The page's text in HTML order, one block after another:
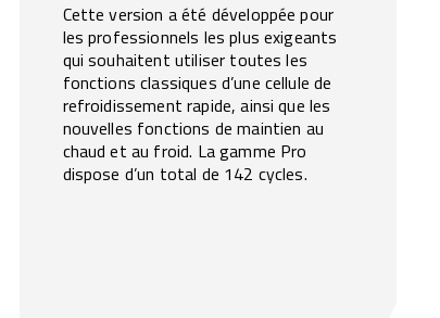
Cette version a été développée pour
les professionnels les plus exigeants
qui souhaitent utiliser toutes les
fonctions classiques d’une cellule de
refroidissement rapide, ainsi que les
nouvelles fonctions de maintien au
chaud et au froid. La gamme Pro
dispose d’un total de 142 cycles.